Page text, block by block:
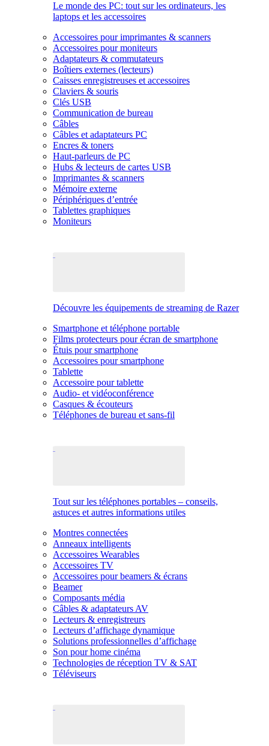
Le monde des PC: tout sur les ordinateurs, les
laptops et les accessoires
Accessoires pour imprimantes & scanners
Accessoires pour moniteurs
Adaptateurs & commutateurs
Boîtiers externes (lecteurs)
Caisses enregistreuses et accessoires
Claviers & souris
Clés USB
Communication de bureau
Câbles
Câbles et adaptateurs PC
Encres & toners
Haut-parleurs de PC
Hubs & lecteurs de cartes USB
Imprimantes & scanners
Mémoire externe
Périphériques d’entrée
Tablettes graphiques
Moniteurs
Découvre les équipements de streaming de Razer
Smartphone et téléphone portable
Films protecteurs pour écran de smartphone
Étuis pour smartphone
Accessoires pour smartphone
Tablette
Accessoire pour tablette
Audio- et vidéoconférence
Casques & écouteurs
Téléphones de bureau et sans-fil
Tout sur les téléphones portables – conseils,
astuces et autres informations utiles
Montres connectées
Anneaux intelligents
Accessoires Wearables
Accessoires TV
Accessoires pour beamers & écrans
Beamer
Composants média
Câbles & adaptateurs AV
Lecteurs & enregistreurs
Lecteurs d’affichage dynamique
Solutions professionnelles d’affichage
Son pour home cinéma
Technologies de réception TV & SAT
Téléviseurs